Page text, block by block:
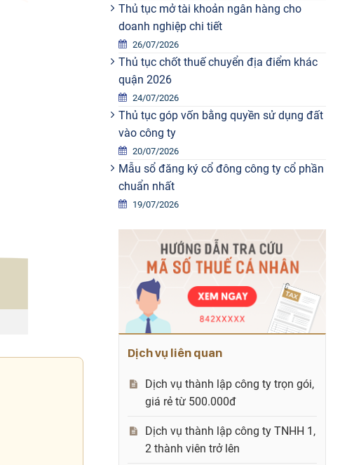
Thủ tục mở tài khoản ngân hàng cho
doanh nghiệp chi tiết
26/07/2026
Thủ tục chốt thuế chuyển địa điểm khác
quận 2026
24/07/2026
Thủ tục góp vốn bằng quyền sử dụng đất
vào công ty
20/07/2026
Mẫu sổ đăng ký cổ đông công ty cổ phần
chuẩn nhất
19/07/2026
Dịch vụ liên quan
Dịch vụ thành lập công ty trọn gói,
giá rẻ từ 500.000đ
Dịch vụ thành lập công ty TNHH 1,
2 thành viên trở lên